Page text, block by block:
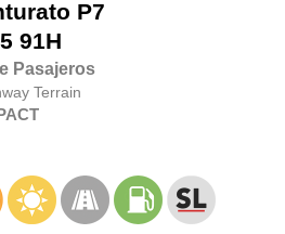
P7
91H
Pasajeros
Terrain